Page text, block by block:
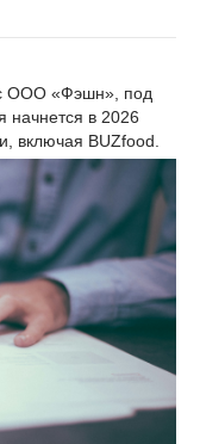
ООО «Фэшн», под
начнется в 2026
включая BUZfood.